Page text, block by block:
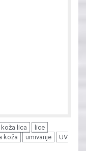
koža lica
lice
koža umivanje
UV